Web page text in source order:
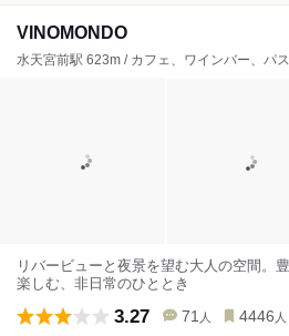
VINOMONDO
水天宮前駅 623m / カフェ、ワインバー、パ
リバービューと夜景を望む大人の空間。
楽しむ、非日常のひととき
3.27 71 人 4446 人